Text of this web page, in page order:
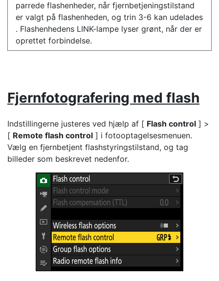
parrede flashenheder, når fjernbetjeningstilstand
er valgt på flashenheden, og trin 3-6 kan udelades
. Flashenhedens LINK-lampe lyser grønt, når der er
oprettet forbindelse.
Fjernfotografering med flash
Indstillingerne justeres ved hjælp af [ Flash control ] >
[ Remote flash control ] i fotooptagelsesmenuen.
Vælg en fjernbetjent flashstyringstilstand, og tag
billeder som beskrevet nedenfor.